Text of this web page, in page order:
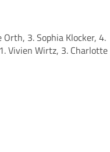
3. Sophia Klocker, 4.
Vivien Wirtz, 3. Charlotte